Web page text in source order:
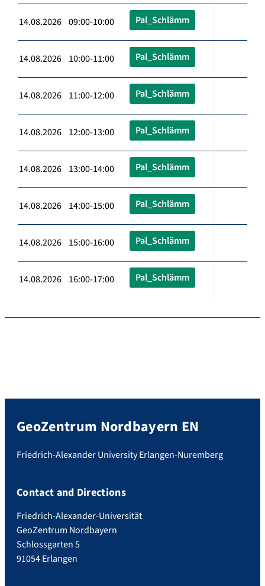
14.08.2026 09:00-10:00 Pal_Schlämm
14.08.2026 10:00-11:00 Pal_Schlämm
14.08.2026 11:00-12:00 Pal_Schlämm
14.08.2026 12:00-13:00 Pal_Schlämm
14.08.2026 13:00-14:00 Pal_Schlämm
14.08.2026 14:00-15:00 Pal_Schlämm
14.08.2026 15:00-16:00 Pal_Schlämm
14.08.2026 16:00-17:00 Pal_Schlämm
GeoZentrum Nordbayern EN
Friedrich-Alexander University Erlangen-Nuremberg
Contact and Directions
Friedrich-Alexander-Universität
GeoZentrum Nordbayern
Schlossgarten 5
91054 Erlangen